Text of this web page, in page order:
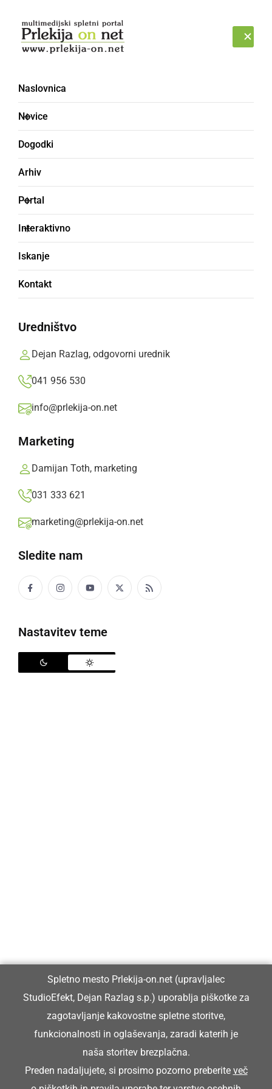
Naslovnica
Novice
Dogodki
Arhiv
Portal
Interaktivno
Iskanje
Kontakt
Uredništvo
Dejan Razlag, odgovorni urednik
041 956 530
info@prlekija-on.net
Marketing
Damijan Toth, marketing
031 333 621
marketing@prlekija-on.net
Sledite nam
Nastavitev teme
podprli
KULTURA IN IZOBRAŽEVANJE
Otroci na ornitološkem taboru opazovali in
proučevali ptice v Veržeju in okolici
sreda, 29. oktober 2014 ob 18:16
Popularne rubrike novic
Kultura
Politika
Narava
Glavni in odgovorni urednik:
Dejan Razlag
info@prlekija-on.net
Spletno mesto Prlekija-on.net (upravljalec
StudioEfekt, Dejan Razlag s.p.) uporablja piškotke za
zagotavljanje kakovostne spletne storitve,
funkcionalnosti in oglaševanja, zaradi katerih je
naša storitev brezplačna.
Preden nadaljujete, si prosimo pozorno preberite več